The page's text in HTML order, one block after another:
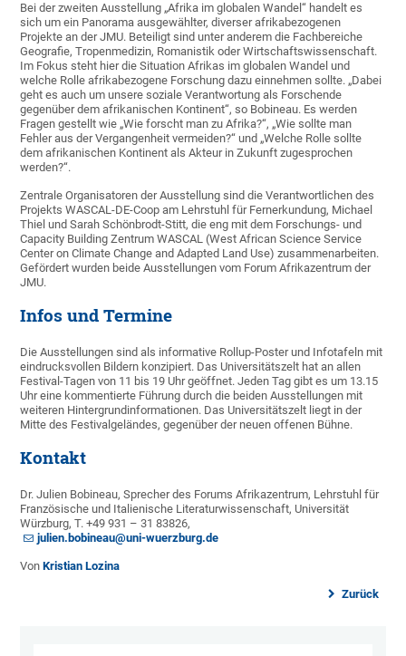
Bei der zweiten Ausstellung „Afrika im globalen Wandel“ handelt es
sich um ein Panorama ausgewählter, diverser afrikabezogenen
Projekte an der JMU. Beteiligt sind unter anderem die Fachbereiche
Geografie, Tropenmedizin, Romanistik oder Wirtschaftswissenschaft.
Im Fokus steht hier die Situation Afrikas im globalen Wandel und
welche Rolle afrikabezogene Forschung dazu einnehmen sollte. „Dabei
geht es auch um unsere soziale Verantwortung als Forschende
gegenüber dem afrikanischen Kontinent“, so Bobineau. Es werden
Fragen gestellt wie „Wie forscht man zu Afrika?“, „Wie sollte man
Fehler aus der Vergangenheit vermeiden?“ und „Welche Rolle sollte
dem afrikanischen Kontinent als Akteur in Zukunft zugesprochen
werden?“.
Zentrale Organisatoren der Ausstellung sind die Verantwortlichen des
Projekts WASCAL-DE-Coop am Lehrstuhl für Fernerkundung, Michael
Thiel und Sarah Schönbrodt-Stitt, die eng mit dem Forschungs- und
Capacity Building Zentrum WASCAL (West African Science Service
Center on Climate Change and Adapted Land Use) zusammenarbeiten.
Gefördert wurden beide Ausstellungen vom Forum Afrikazentrum der
JMU.
Infos und Termine
Die Ausstellungen sind als informative Rollup-Poster und Infotafeln mit
eindrucksvollen Bildern konzipiert. Das Universitätszelt hat an allen
Festival-Tagen von 11 bis 19 Uhr geöffnet. Jeden Tag gibt es um 13.15
Uhr eine kommentierte Führung durch die beiden Ausstellungen mit
weiteren Hintergrundinformationen. Das Universitätszelt liegt in der
Mitte des Festivalgeländes, gegenüber der neuen offenen Bühne.
Kontakt
Dr. Julien Bobineau, Sprecher des Forums Afrikazentrum, Lehrstuhl für
Französische und Italienische Literaturwissenschaft, Universität
Würzburg, T. +49 931 – 31 83826,
julien.bobineau@uni-wuerzburg.de
VonKristian Lozina
Zurück